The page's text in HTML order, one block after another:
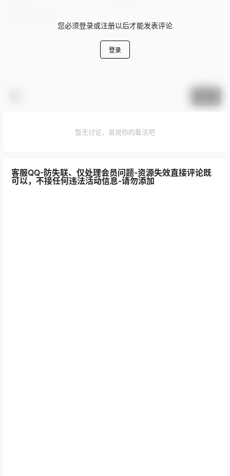
您必须登录或注册以后才能发表评论
登录
暂无讨论，说说你的看法吧
客服QQ-防失联、仅处理会员问题-资源失效直接评论既
可以，不接任何违法活动信息-请勿添加